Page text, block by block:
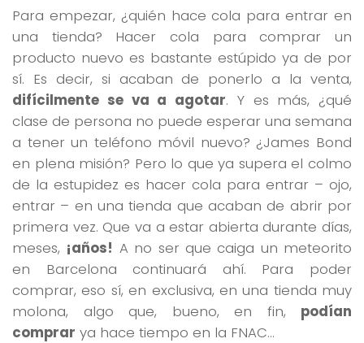
Para empezar, ¿quién hace cola para entrar en
una tienda? Hacer cola para comprar un
producto nuevo es bastante estúpido ya de por
sí. Es decir, si acaban de ponerlo a la venta,
difícilmente se va a agotar. Y es más, ¿qué
clase de persona no puede esperar una semana
a tener un teléfono móvil nuevo? ¿James Bond
en plena misión? Pero lo que ya supera el colmo
de la estupidez es hacer cola para entrar – ojo,
entrar – en una tienda que acaban de abrir por
primera vez. Que va a estar abierta durante días,
meses, ¡años! A no ser que caiga un meteorito
en Barcelona continuará ahí. Para poder
comprar, eso sí, en exclusiva, en una tienda muy
molona, algo que, bueno, en fin, podían
comprar ya hace tiempo en la FNAC…